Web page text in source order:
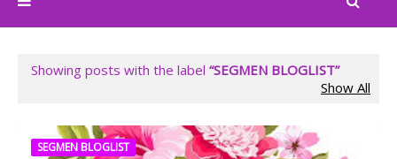
Showing posts with the label SEGMEN BLOGLIST
Show All
SEGMEN BLOGLIST